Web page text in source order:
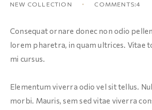
NEW COLLECTION
COMMENTS:4
Consequat ornare donec non odio
lorem pharetra, in quam ultrices. Vitae
mi cursus.
Elementum viverra odio vel sit tellus.
morbi. Mauris, sem sed vitae viverra